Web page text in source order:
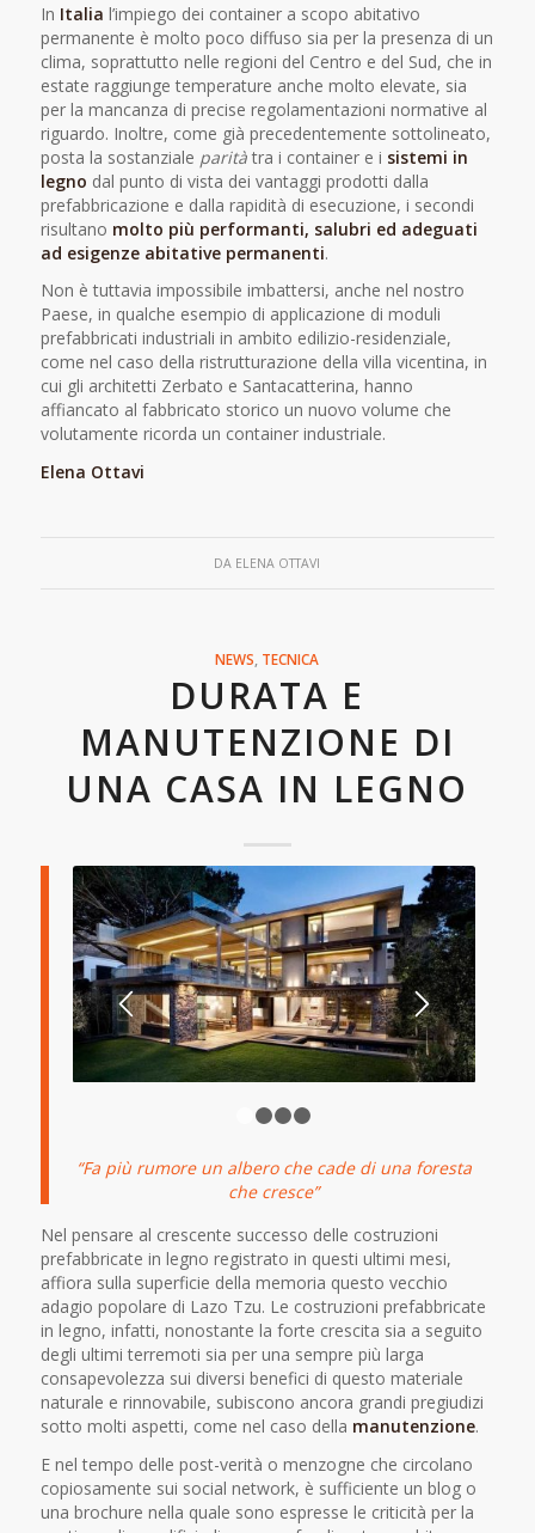
In Italia l’impiego dei container a scopo abitativo
permanente è molto poco diffuso sia per la presenza di un
clima, soprattutto nelle regioni del Centro e del Sud, che in
estate raggiunge temperature anche molto elevate, sia
per la mancanza di precise regolamentazioni normative al
riguardo. Inoltre, come già precedentemente sottolineato,
posta la sostanziale paritàtra i container e i sistemi in
legno dal punto di vista dei vantaggi prodotti dalla
prefabbricazione e dalla rapidità di esecuzione, i secondi
risultano molto più performanti, salubri ed adeguati
ad esigenze abitative permanenti.
Non è tuttavia impossibile imbattersi, anche nel nostro
Paese, in qualche esempio di applicazione di moduli
prefabbricati industriali in ambito edilizio-residenziale,
come nel caso della ristrutturazione della villa vicentina, in
cui gli architetti Zerbato e Santacatterina, hanno
affiancato al fabbricato storico un nuovo volume che
volutamente ricorda un container industriale.
Elena Ottavi
DA ELENA OTTAVI
NEWS TECNICA
DURATA E
MANUTENZIONE DI
UNA CASA IN LEGNO
“Fa più rumore un albero che cade di una foresta
che cresce”
Nel pensare al crescente successo delle costruzioni
prefabbricate in legno registrato in questi ultimi mesi,
affiora sulla superficie della memoria questo vecchio
adagio popolare di Lazo Tzu. Le costruzioni prefabbricate
in legno, infatti, nonostante la forte crescita sia a seguito
degli ultimi terremoti sia per una sempre più larga
consapevolezza sui diversi benefici di questo materiale
naturale e rinnovabile, subiscono ancora grandi pregiudizi
sotto molti aspetti, come nel caso della manutenzione.
E nel tempo delle post-verità o menzogne che circolano
copiosamente sui social network, è sufficiente un blog o
una brochure nella quale sono espresse le criticità per la